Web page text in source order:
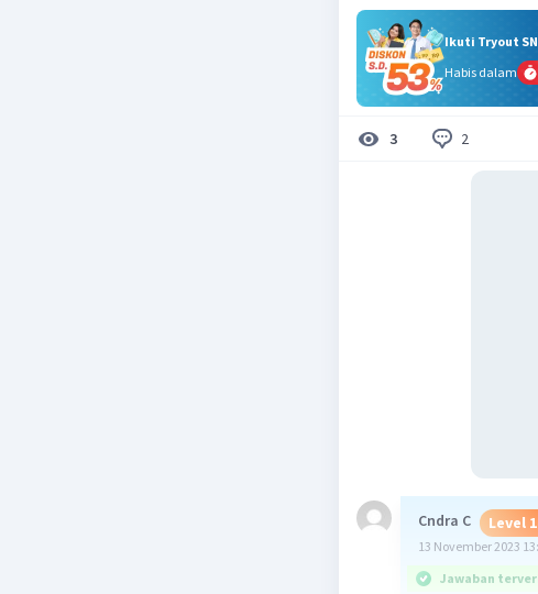
Ikuti Tryout
Habis dalam
3 2
Cndra C Level
13 November 2023
Jawaban